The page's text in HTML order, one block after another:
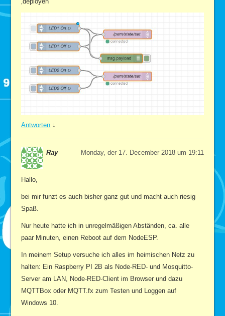
Antworten ↓
Ray Monday, der 17. December 2018 um 19:11
Hallo,
bei mir funzt es auch bisher ganz gut und macht auch riesig
Spaß.
Nur heute hatte ich in unregelmäßigen Abständen, ca. alle
paar Minuten, einen Reboot auf dem NodeESP.
In meinem Setup versuche ich alles im heimischen Netz zu
halten: Ein Raspberry PI 2B als Node-RED- und Mosquitto-
Server am LAN, Node-RED-Client im Browser und dazu
MQTTBox oder MQTT.fx zum Testen und Loggen auf
Windows 10.